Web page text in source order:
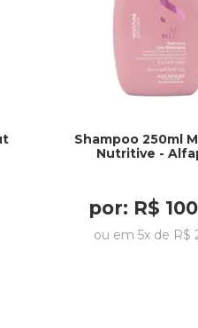
Shampoo 250ml
Nutritive -
por: R$ 100
ou em5x de R$